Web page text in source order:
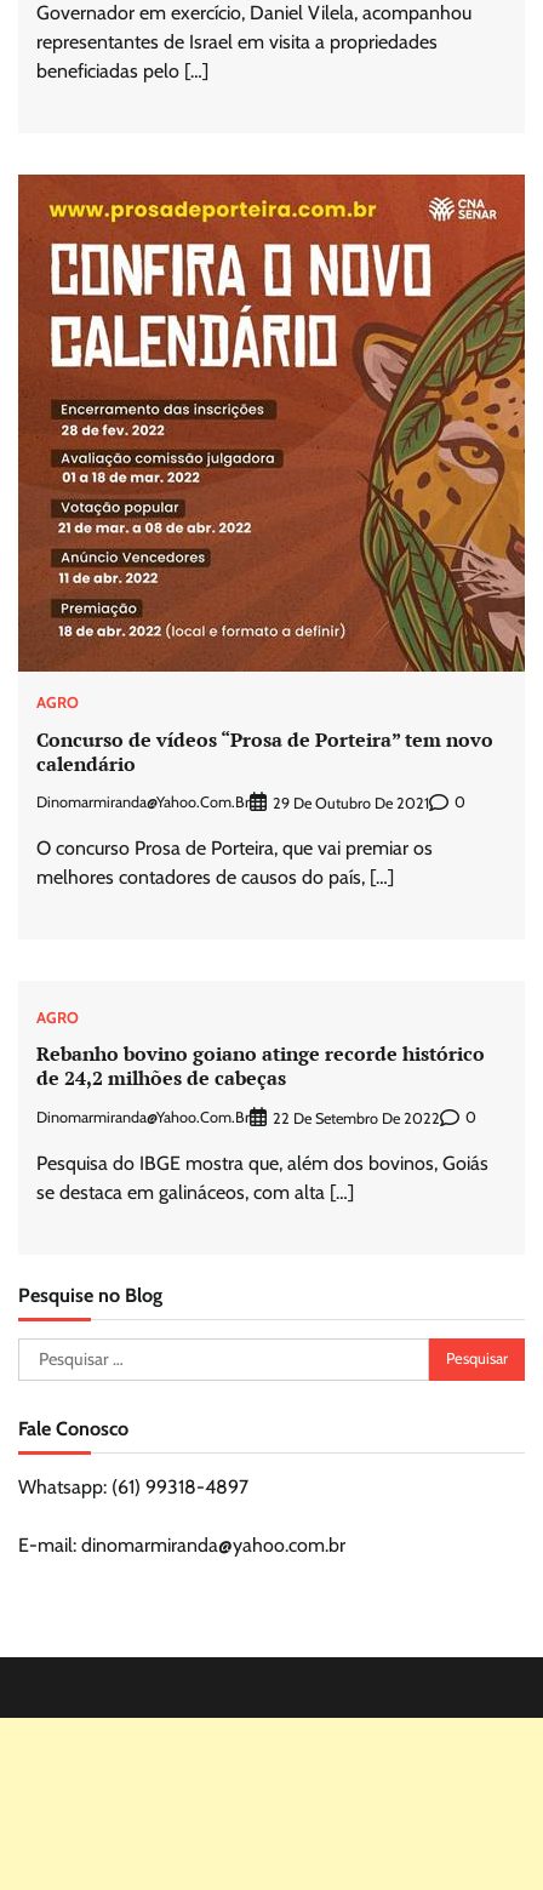
Governador em exercício, Daniel Vilela, acompanhou
representantes de Israel em visita a propriedades
beneficiadas pelo […]
AGRO
Concurso de vídeos “Prosa de Porteira” tem novo
calendário
Dinomarmiranda@yahoo.com.br 29 De Outubro De 2021 0
O concurso Prosa de Porteira, que vai premiar os
melhores contadores de causos do país, […]
AGRO
Rebanho bovino goiano atinge recorde histórico
de 24,2 milhões de cabeças
Dinomarmiranda@yahoo.com.br 22 De Setembro De 2022 0
Pesquisa do IBGE mostra que, além dos bovinos, Goiás
se destaca em galináceos, com alta […]
Pesquise no Blog
Pesquisar
por:
Fale Conosco
Whatsapp: (61) 99318-4897
E-mail: dinomarmiranda@yahoo.com.br